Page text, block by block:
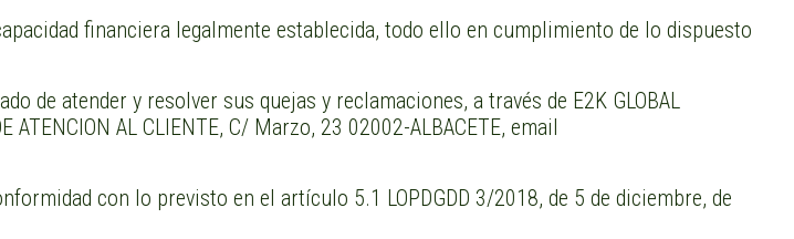
financiera legalmente establecida, todo ello en cumplimiento de lo dispuesto
de atender y resolver sus quejas y reclamaciones, a través de E2K GLOBAL
ATENCION AL CLIENTE, C/ Marzo, 23 02002-ALBACETE, email
con lo previsto en el artículo 5.1 LOPDGDD 3/2018, de 5 de diciembre, de